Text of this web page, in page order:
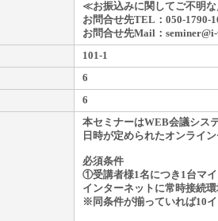
≪お振込みに関してご不明
お問合せ先TEL：050-1790-
お問合せ先Mail：
101-1
6
6
本セミナーはWEB会議シス
日時が定められたオンライ
必須条件
①受講者様1名につき1台マ
インターネットに常時接続
※同条件が揃っていれば10